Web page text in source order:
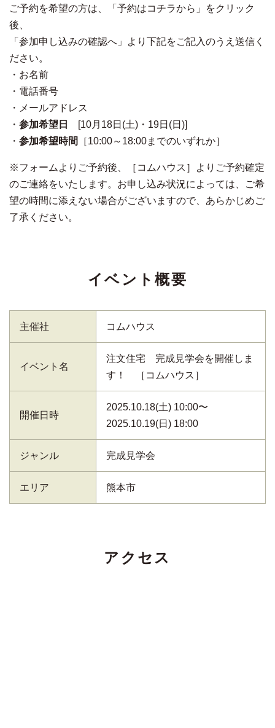
ご予約を希望の方は、「予約はコチラから」をクリック
後、
「参加申し込みの確認へ」より下記をご記入のうえ送信く
ださい。
・お名前
・電話番号
・メールアドレス
・ 参加希望日 [10月18日 (土) ・19日 (日 )]
・ 参加希望時間 ［10:00～18:00までのいずれか］
※フォームよりご予約後、［コムハウス］よりご予約確定
のご連絡をいたします。お申し込み状況によっては、ご希
望の時間に添えない場合がございますので、あらかじめご
了承ください。
イベント概要
主催社 コムハウス
イベント名
注文住宅 完成見学会を開催しま
す！ ［コムハウス］
開催日時
2025.10.18(土) 10:00〜
2025.10.19(日) 18:00
ジャンル 完成見学会
エリア 熊本市
アクセス